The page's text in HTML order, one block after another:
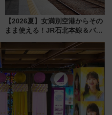
【2026夏】女満別空港からその
まま使える！JR石北本線＆バス
ーパス」でおトクに道東観光
（8/3発売）